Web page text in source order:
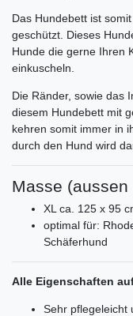
Das Hundebett ist
geschützt. Dieses
Hunde die gerne Ihren
einkuscheln.
Die Ränder, sowie das
diesem Hundebett mit
kehren somit immer in
durch den Hund wird
Masse (aussen
XL ca. 125 x 95
optimal für:
Schäferhund
Alle Eigenschaften
Sehr pflegeleicht